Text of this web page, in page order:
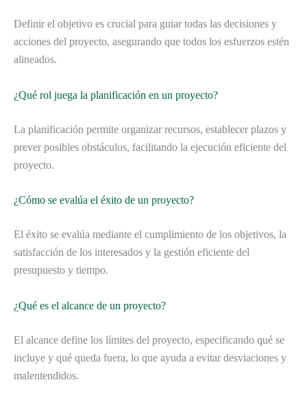
Definir el objetivo es crucial para guiar todas las decisiones y
acciones del proyecto, asegurando que todos los esfuerzos estén
alineados.
¿Qué rol juega la planificación en un proyecto?
La planificación permite organizar recursos, establecer plazos y
prever posibles obstáculos, facilitando la ejecución eficiente del
proyecto.
¿Cómo se evalúa el éxito de un proyecto?
El éxito se evalúa mediante el cumplimiento de los objetivos, la
satisfacción de los interesados y la gestión eficiente del
presupuesto y tiempo.
¿Qué es el alcance de un proyecto?
El alcance define los límites del proyecto, especificando qué se
incluye y qué queda fuera, lo que ayuda a evitar desviaciones y
malentendidos.